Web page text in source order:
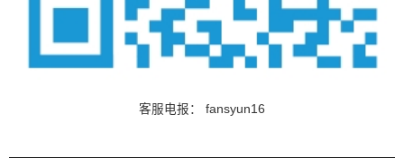
客服电报： fansyun16